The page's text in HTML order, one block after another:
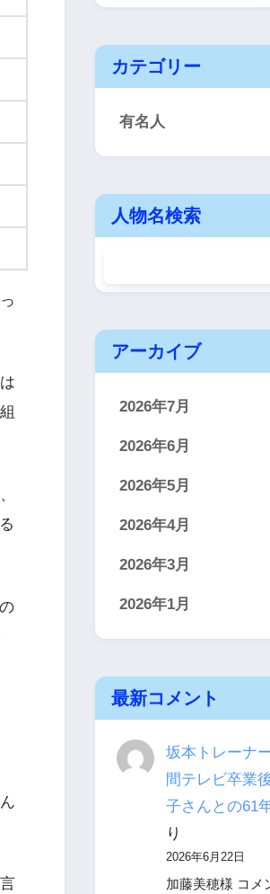
カテゴリー
有名人
人物名検索
アーカイブ
2026年7月
2026年6月
2026年5月
2026年4月
2026年3月
2026年1月
最新コメント
坂本トレーナ
間テレビ卒業
子さんとの61
り
2026年6月22日
加藤美穂様 コメ